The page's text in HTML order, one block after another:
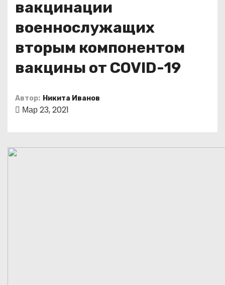
вакцинации
военнослужащих
вторым компонентом
вакцины от COVID-19
Автор: Никита Иванов
Мар 23, 2021